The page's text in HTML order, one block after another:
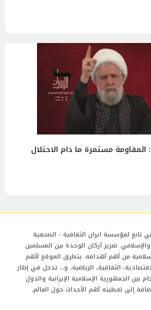
مستمرة ما دام الاحتلال
تابع لمؤسسة ايران الثقافية - الصحفية
تعزيز أركان الوحدة بين المسلمين
من أهم أهدافه. يتطرق الموقع لأهم
الثقافية، الرياضية، و... تدخل في إطار
بين الجمهورية الإسلامية الإيرانية والدول
إلى تغطيته أهم الأحداث حول العالم.